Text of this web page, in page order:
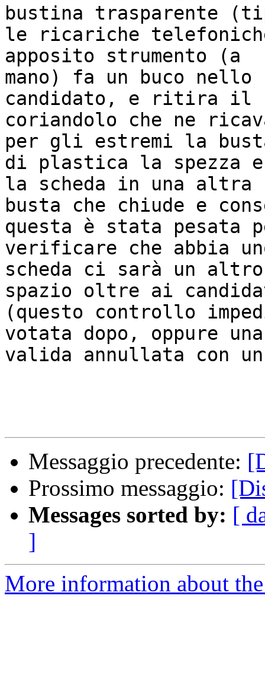
bustina trasparente
le ricariche
apposito strumento (a
mano) fa un buco nello
candidato, e ritira il
coriandolo che ne
per gli estremi la
di plastica la spezza
la scheda in una altra
busta che chiude e
questa è stata pesata
verificare che abbia
scheda ci sarà un altro
spazio oltre ai
(questo controllo
votata dopo, oppure una
valida annullata con
Messaggio precedente:
Prossimo messaggio:
Messages sorted by: [
]
More information about